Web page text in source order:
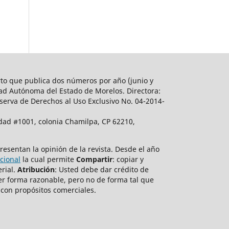
que publica dos números por año (junio y
Autónoma del Estado de Morelos. Directora:
de Derechos al Uso Exclusivo No. 04-2014-
#1001, colonia Chamilpa, CP 62210,
la opinión de la revista. Desde el año
la cual permite Compartir: copiar y
Atribución: Usted debe dar crédito de
forma razonable, pero no de forma tal que
propósitos comerciales.